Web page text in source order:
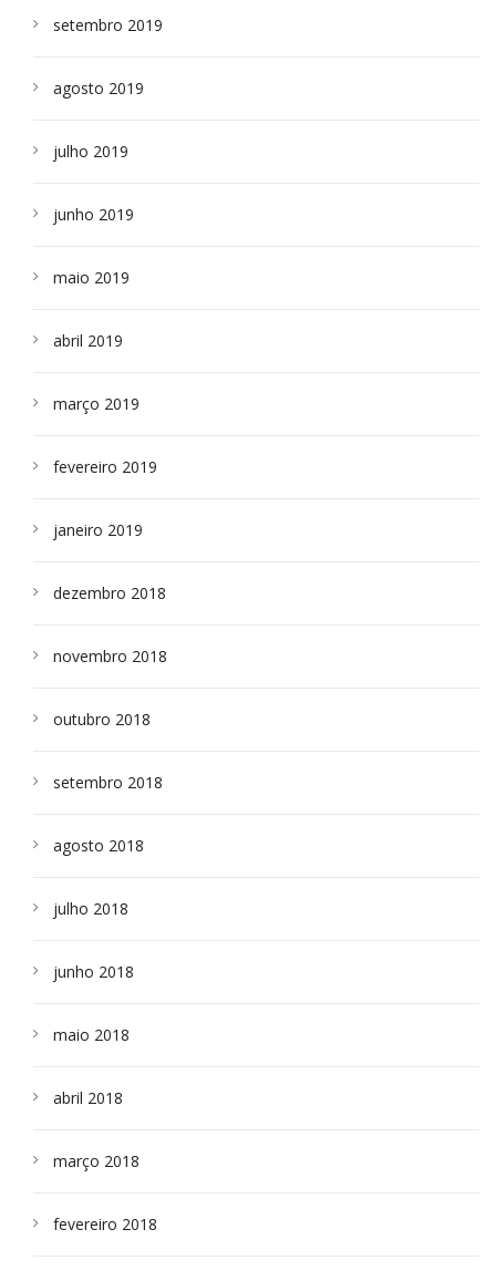
setembro 2019
agosto 2019
julho 2019
junho 2019
maio 2019
abril 2019
março 2019
fevereiro 2019
janeiro 2019
dezembro 2018
novembro 2018
outubro 2018
setembro 2018
agosto 2018
julho 2018
junho 2018
maio 2018
abril 2018
março 2018
fevereiro 2018